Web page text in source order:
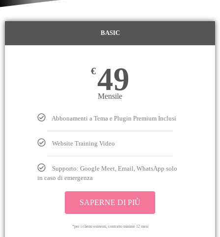
BASIC
€ 49
Mensile
Abbonamenti a Tema e Plugin Premium Inclusi
Website Training Video
Supporto: Google Meet, Email, WhatsApp solo
in caso di emergenza
SAPERNE DI PIÙ
*per i clienti esistenti, contratto minimo 12 mesi